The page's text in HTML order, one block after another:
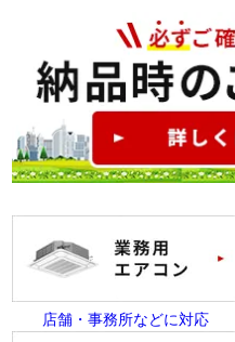
店舗・事務所などに対応